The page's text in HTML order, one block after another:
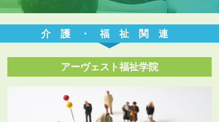
介護・福祉関連
アーヴェスト福祉学院